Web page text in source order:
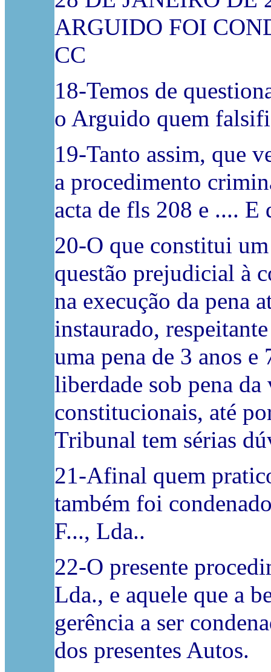
ARGUIDO FOI
CC
18-Temos de
o Arguido quem
19-Tanto assim, que
a procedimento
acta de fls 208 e .... E
20-O que constitui
questão prejudicial à
na execução da pena
instaurado,
uma pena de 3 anos
liberdade sob pena
constitucionais, até
Tribunal tem sérias
21-Afinal quem
também foi
F..., Lda..
22-O presente
Lda., e aquele que a
gerência a ser
dos presentes Autos.